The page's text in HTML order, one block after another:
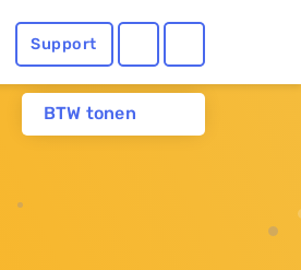
Support
BTW tonen